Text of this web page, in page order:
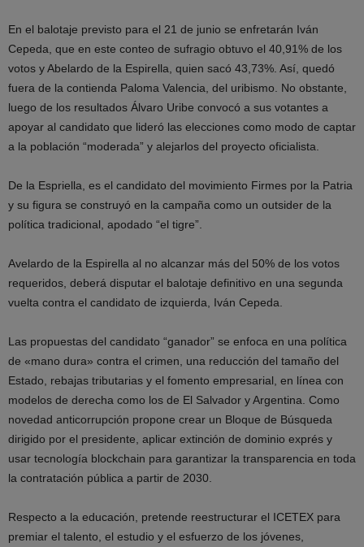
En el balotaje previsto para el 21 de junio se enfretarán Iván
Cepeda, que en este conteo de sufragio obtuvo el 40,91% de los
votos y Abelardo de la Espirella, quien sacó 43,73%. Así, quedó
fuera de la contienda Paloma Valencia, del uribismo. No obstante,
luego de los resultados Álvaro Uribe convocó a sus votantes a
apoyar al candidato que lideró las elecciones como modo de captar
a la población “moderada” y alejarlos del proyecto oficialista.
De la Espriella, es el candidato del movimiento Firmes por la Patria
y su figura se construyó en la campaña como un outsider de la
política tradicional, apodado “el tigre”.
Avelardo de la Espirella al no alcanzar más del 50% de los votos
requeridos, deberá disputar el balotaje definitivo en una segunda
vuelta contra el candidato de izquierda, Iván Cepeda.
Las propuestas del candidato “ganador” se enfoca en una política
de «mano dura» contra el crimen, una reducción del tamaño del
Estado, rebajas tributarias y el fomento empresarial, en línea con
modelos de derecha como los de El Salvador y Argentina. Como
novedad anticorrupción propone crear un Bloque de Búsqueda
dirigido por el presidente, aplicar extinción de dominio exprés y
usar tecnología blockchain para garantizar la transparencia en toda
la contratación pública a partir de 2030.
Respecto a la educación, pretende reestructurar el ICETEX para
premiar el talento, el estudio y el esfuerzo de los jóvenes,